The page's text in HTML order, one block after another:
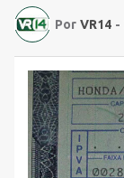
Por VR14 -